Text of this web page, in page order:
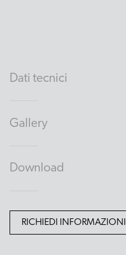
Dati tecnici
Gallery
Download
RICHIEDI INFORMAZIONI